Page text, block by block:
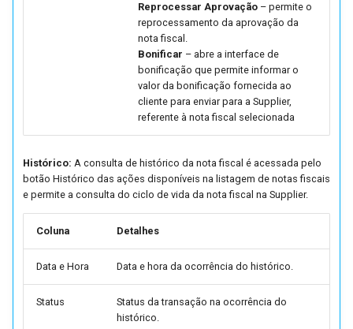
Parâmetros Gerais Da Nota
Fiscal De Consumidor
Eletrônica (FUTL0125
NFCE)
Parâmetros Nota Fiscal
Parâmetros Nota Fiscal de
Serviço Eletrônica
Parâmetros de Notas
NFS)
Reprocessar Aprovação – permite o
reprocessamento da aprovação da
nota fiscal.
Bonificar – abre a interface de
bonificação que permite informar o
valor da bonificação fornecida ao
cliente para enviar para a Supplier,
referente à nota fiscal selecionada
Histórico: A consulta de histórico da nota fiscal é acessada pelo
botão Histórico das ações disponíveis na listagem de notas fiscais
e permite a consulta do ciclo de vida da nota fiscal na Supplier.
Coluna Detalhes
Data e Hora Data e hora da ocorrência do histórico.
Status
Status da transação na ocorrência do
histórico.